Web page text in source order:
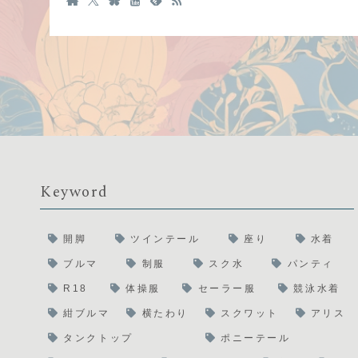
Keyword
開脚 ツインテール 座り 水着
ブルマ 制服 スク水 パンティ
R18 体操服 セーラー服 競泳水着
紺ブルマ 横たわり スクワット アリス
タンクトップ ポニーテール